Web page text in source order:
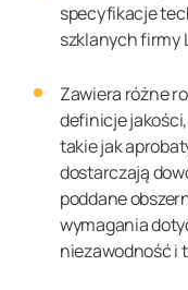
specyfikacje
szklanych firmy
Zawiera różne
definicje
takie jak
dostarczają
poddane
wymagania
niezawodność i